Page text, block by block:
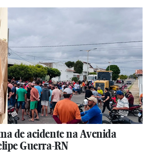
de acidente na Avenida
Guerra-RN